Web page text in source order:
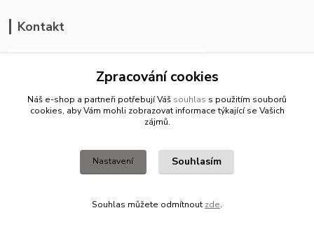
Kontakt
ason-vala.cz
+420 799 500 769
pracovní dny 8-11hod.,13-15hod.
Zpracování cookies
Náš e-shop a partneři potřebují Váš souhlas s použitím souborů
cookies, aby Vám mohli zobrazovat informace týkající se Vašich
zájmů.
Nastavení Souhlasím
Souhlas můžete odmítnout zde.